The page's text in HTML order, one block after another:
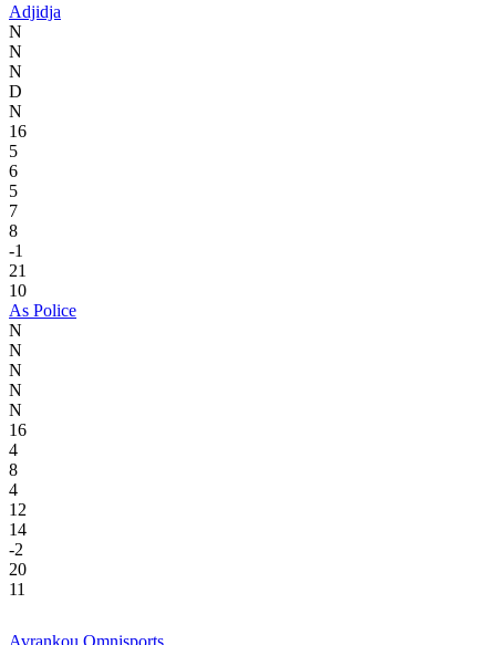
Adjidja
N
N
N
D
N
16
5
6
5
7
8
-1
21
10
As Police
N
N
N
N
N
16
4
8
4
12
14
-2
20
11
Avrankou Omnisports